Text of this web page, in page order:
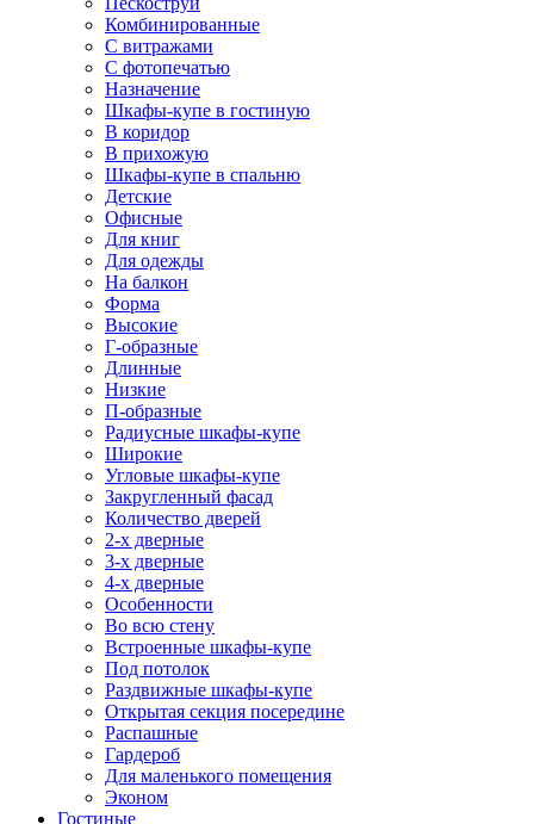
Комбинированные
С витражами
С фотопечатью
Назначение
Шкафы-купе в гостиную
В коридор
В прихожую
Шкафы-купе в спальню
Детские
Офисные
Для книг
Для одежды
На балкон
Форма
Высокие
Г-образные
Длинные
Низкие
П-образные
Радиусные шкафы-купе
Широкие
Угловые шкафы-купе
Закругленный фасад
Количество дверей
2-х дверные
3-х дверные
4-х дверные
Особенности
Во всю стену
Встроенные шкафы-купе
Под потолок
Раздвижные шкафы-купе
Открытая секция посередине
Распашные
Гардероб
Для маленького помещения
Эконом
Гостиные